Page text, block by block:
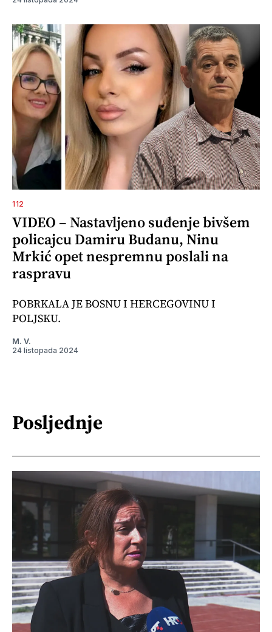
112
VIDEO – Nastavljeno suđenje bivšem
policajcu Damiru Budanu, Ninu
Mrkić opet nespremnu poslali na
raspravu
POBRKALA JE BOSNU I HERCEGOVINU I
POLJSKU.
M. V.
24 listopada 2024
Posljednje